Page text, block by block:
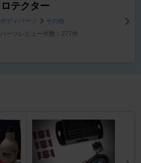
ロテクター
ボディパーツ
その他
パーツレビュー件数：277件